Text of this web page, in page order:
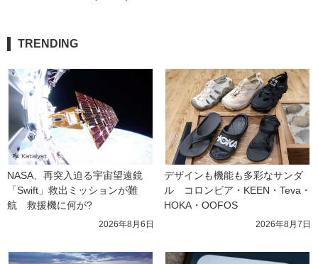
TRENDING
NASA、再突入迫る宇宙望遠鏡
「Swift」救出ミッションが難
航　救援機に何が?
2026年8月6日
デザインも機能も多彩なサンダ
ル　コロンビア・KEEN・Teva・
HOKA・OOFOS
2026年8月7日